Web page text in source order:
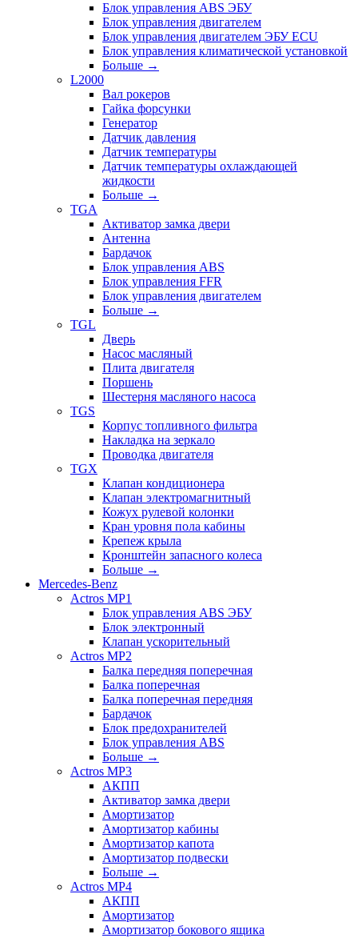
Блок управления ABS ЭБУ
Блок управления двигателем
Блок управления двигателем ЭБУ ECU
Блок управления климатической установкой
Больше →
L2000
Вал рокеров
Гайка форсунки
Генератор
Датчик давления
Датчик температуры
Датчик температуры охлаждающей
жидкости
Больше →
TGA
Активатор замка двери
Антенна
Бардачок
Блок управления ABS
Блок управления FFR
Блок управления двигателем
Больше →
TGL
Дверь
Насос масляный
Плита двигателя
Поршень
Шестерня масляного насоса
TGS
Корпус топливного фильтра
Накладка на зеркало
Проводка двигателя
TGX
Клапан кондиционера
Клапан электромагнитный
Кожух рулевой колонки
Кран уровня пола кабины
Крепеж крыла
Кронштейн запасного колеса
Больше →
Mercedes-Benz
Actros MP1
Блок управления ABS ЭБУ
Блок электронный
Клапан ускорительный
Actros MP2
Балка передняя поперечная
Балка поперечная
Балка поперечная передняя
Бардачок
Блок предохранителей
Блок управления ABS
Больше →
Actros MP3
АКПП
Активатор замка двери
Амортизатор
Амортизатор кабины
Амортизатор капота
Амортизатор подвески
Больше →
Actros MP4
АКПП
Амортизатор
Амортизатор бокового ящика